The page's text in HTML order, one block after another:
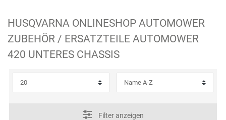
HUSQVARNA ONLINESHOP AUTOMOWER
ZUBEHÖR / ERSATZTEILE AUTOMOWER
420 UNTERES CHASSIS
Filter anzeigen
O
E
P